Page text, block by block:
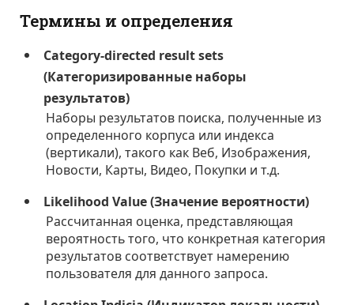
Термины и определения
Category-directed result sets
(Категоризированные наборы
результатов)
Наборы результатов поиска, полученные из
определенного корпуса или индекса
(вертикали), такого как Веб, Изображения,
Новости, Карты, Видео, Покупки и т.д.
Likelihood Value (Значение вероятности)
Рассчитанная оценка, представляющая
вероятность того, что конкретная категория
результатов соответствует намерению
пользователя для данного запроса.